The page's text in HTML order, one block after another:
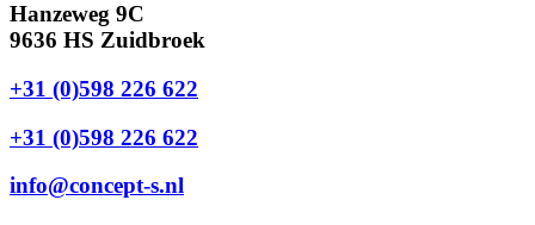
Hanzeweg 9C
9636 HS Zuidbroek
+31 (0)598 226 622
+31 (0)598 226 622
info@concept-s.nl